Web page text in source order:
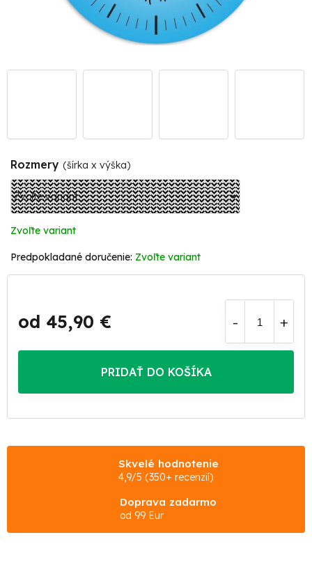
Rozmery (šírka x výška)
Zvoľte variant
Zvoľte variant
od 45,90 €
Jednotková
cena:
PRIDAŤ DO KOŠÍKA
Skvelé hodnotenie
4,9/5 (350+ recenzií)
Doprava zadarmo
od 99 Eur